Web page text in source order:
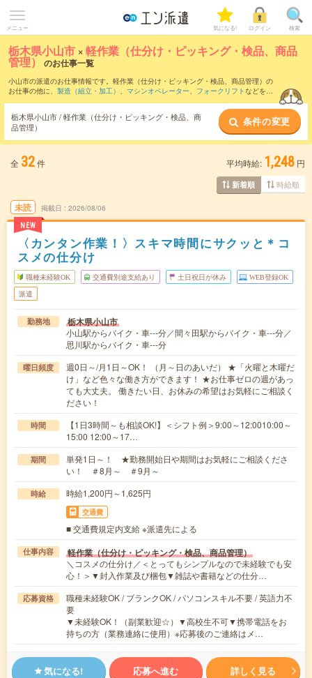
メニュー 気になる! ログイン 検索
栃木県小山市 ×軽作業（仕分け・ピッキング・検品、商品
管理） のお仕事一覧
小山市の派遣のお仕事情報です。軽作業（仕分け・ピッキング・検品、商品管理）の
お仕事の他に、 製造（組立・加工） 、 マシンオペレーター、 フォークリフトなどを取
軽作業（仕分け・ピッキング・検品、商品
管理）のお仕事とは？とは？
栃木県小山市 / 軽作業（仕分け・ピッキング・検品、商
品管理）
条件の変更
全 32件 平均時給: 1,248 円
新着順 時給順
未読
NEW
掲載日 2026/08/06
〈カンタン作業！〉スキマ時間にサクッと＊コ
スメの仕分け
職種未経験OK 交通費別途支給あり 土日祝日が休み WEB登録OK
派遣
勤務地 栃木県小山市
小山駅からバイク・車---分／間々田駅からバイク・車---分／
思川駅からバイク・車---分
曜日頻度
週0日～/月1日～OK！ （月～日のあいだ） ★「火曜と木曜だ
け」など色々な働き方ができます！ ★お仕事ゼロの週があっ
ても大丈夫。 働きたい日、お休みの希望はお気軽にご相談く
ださい！
時間
【1日3時間～も相談OK!】＜シフト例＞9:00～12:0010:00～
15:00 12:00～17…
期間
単発1日～！ ★勤務開始日や期間はお気軽にご相談くださ
い！ ＃8月～ ＃9月～
時給 時給1,200円～1,625円
交通費
■ 交通費規定内支給 ※派遣先による
仕事内容 軽作業（仕分け・ピッキング・検品、商品管理）
＼コスメの仕分け／＜とってもシンプルなので未経験でも安
心！＞▼封入作業及び梱包▼雑誌や書籍などの仕分…
応募資格
職種未経験OK / ブランクOK / パソコンスキル不要 / 英語力不
要
▼未経験OK！（副業歓迎☆）▼高校生不可▼携帯電話をお
持ちの方（業務連絡に使用）※応募後のご連絡はメ…
気になる! 応募へ進む 詳しく見る